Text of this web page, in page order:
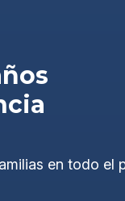
en todo el